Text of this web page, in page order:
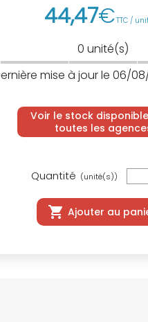
44,47€TTC /
0 unité(s)
mise à jour le 06/
Voir le stock
toutes les
Quantité (unité(s))
Ajouter au